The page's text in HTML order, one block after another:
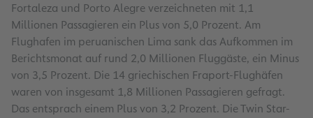
Fortaleza und Porto Alegre verzeichneten mit 1,1
Millionen Passagieren ein Plus von 5,0 Prozent. Am
Flughafen im peruanischen Lima sank das Aufkommen im
Berichtsmonat auf rund 2,0 Millionen Fluggäste, ein Minus
von 3,5 Prozent. Die 14 griechischen Fraport-Flughäfen
waren von insgesamt 1,8 Millionen Passagieren gefragt.
Das entsprach einem Plus von 3,2 Prozent. Die Twin Star-